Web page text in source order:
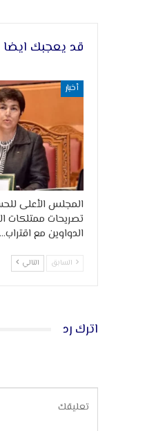
قد يعجبك ايضا
أخبار
المجلس الأعلى
تصريحات ممتلكات
الدواوين مع اقتراب…
السابق التالي
اترك رد